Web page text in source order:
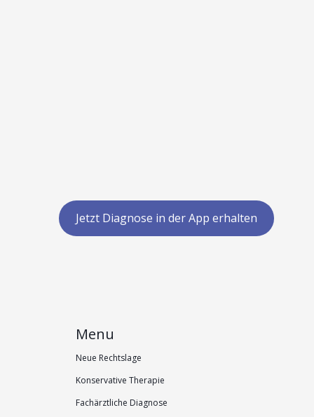
Jetzt Diagnose in der App erhalten
Menu
Neue Rechtslage
Konservative Therapie
Fachärztliche Diagnose